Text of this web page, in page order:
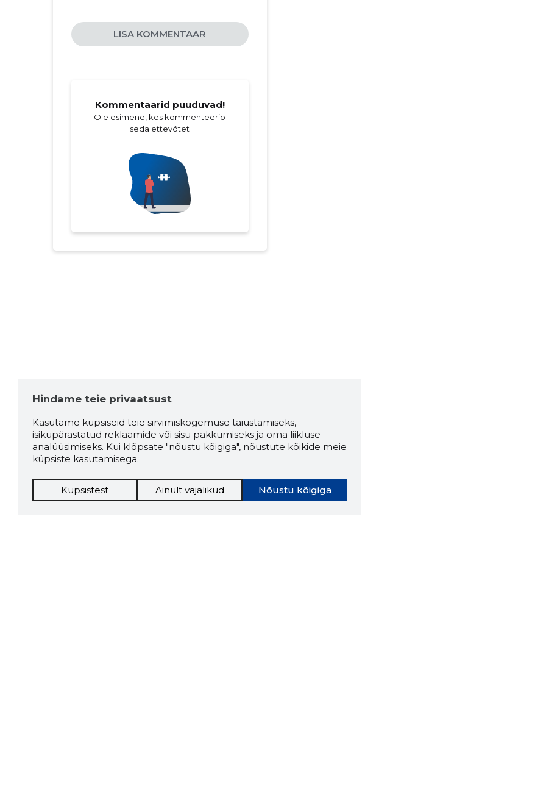
LISA KOMMENTAAR
Kommentaarid puuduvad!
Ole esimene, kes kommenteerib
seda ettevõtet
Hindame teie privaatsust
Kasutame küpsiseid teie sirvimiskogemuse täiustamiseks,
isikupärastatud reklaamide või sisu pakkumiseks ja oma liikluse
analüüsimiseks. Kui klõpsate "nõustu kõigiga", nõustute kõikide meie
küpsiste kasutamisega.
Nõustu kõigiga
Küpsistest Ainult vajalikud